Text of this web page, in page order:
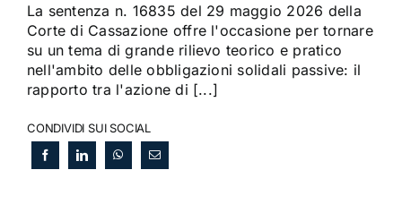
La sentenza n. 16835 del 29 maggio 2026 della
Corte di Cassazione offre l'occasione per tornare
su un tema di grande rilievo teorico e pratico
nell'ambito delle obbligazioni solidali passive: il
rapporto tra l'azione di [...]
CONDIVIDI SUI SOCIAL